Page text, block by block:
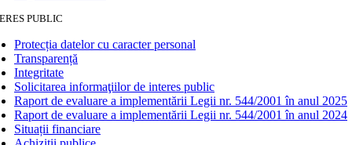
PUBLIC
Protecția datelor cu caracter personal
Transparență
Integritate
Solicitarea informaţiilor de interes public
Raport de evaluare a implementării Legii nr. 544/2001 în anul 2025
Raport de evaluare a implementării Legii nr. 544/2001 în anul 2024
Situații financiare